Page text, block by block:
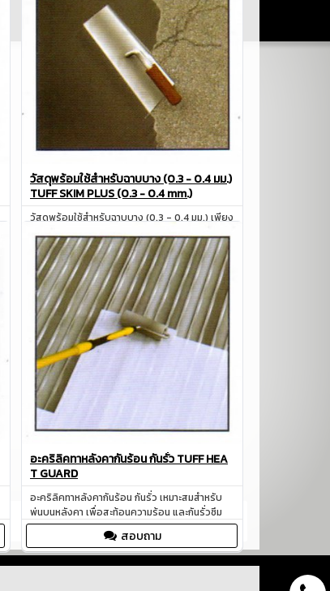
วัสดุพร้อมใช้สำหรับฉาบบาง (0.3 - 0.4 มม.)
TUFF SKIM PLUS (0.3 - 0.4 mm.)
วัสดุพร้อมใช้สำหรับฉาบบาง (0.3 - 0.4 มม.) เพียง
ผสมน้ำ ใช้ฉาบบาง เพื่อปกปิดรอยแตกลายงา
ตามด โพรงอากาศ
สอบถาม
อะคริลิคทาหลังคากันร้อน กันรั่ว TUFF HEA
T GUARD
อะคริลิคทาหลังคากันร้อน กันรั่ว เหมาะสมสำหรับ
พ่นบนหลังคา เพื่อสะท้อนความร้อน และกันรั่วซึม
สอบถาม